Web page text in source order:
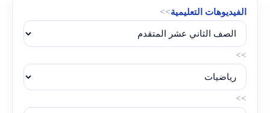
الفيديوهات التعليمية>>
>>
>>